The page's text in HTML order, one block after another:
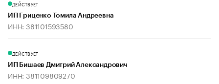
ДЕЙСТВУЕТ
ИП Гриценко Томила Андреевна
ИНН: 381101593580
ДЕЙСТВУЕТ
ИП Бишаев Дмитрий Александрович
ИНН: 381109809270